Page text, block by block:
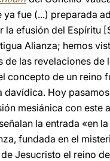
fue (...) preparada
la efusión del Espíritu
Alianza; hemos
las revelaciones
concepto de un
davídica. Hoy
mesiánica con este
la entrada «en
fundada en el
Jesucristo el reino